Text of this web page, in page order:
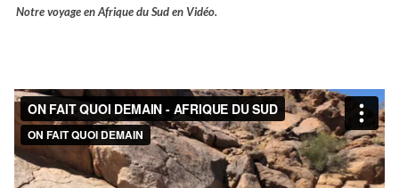
Notre voyage en Afrique du Sud en Vidéo.